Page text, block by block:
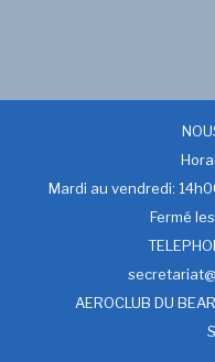
Mardi au vendredi:
Fermé
AEROCLUB DU